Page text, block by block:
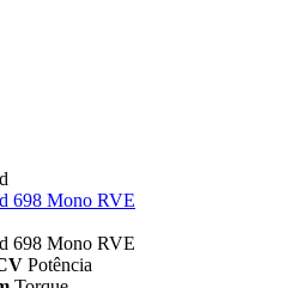
698 Mono RVE
698 Mono RVE
Potência